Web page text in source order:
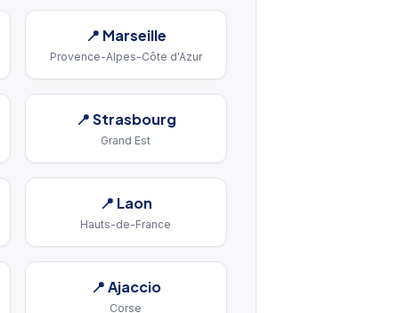
📍 Marseille
Provence-Alpes-Côte d'Azur
📍Strasbourg
Grand Est
📍 Laon
Hauts-de-France
📍Ajaccio
Corse